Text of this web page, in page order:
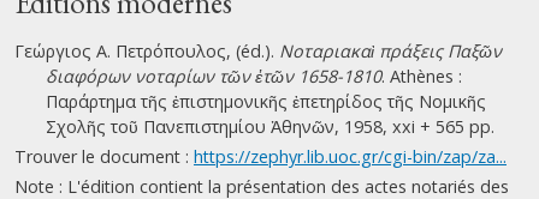
Γεώργιος Α. Πετρόπουλος, (éd.). Νοταριακαὶ πράξεις Παξῶν
διαφόρων νοταρίων τῶν ἐτῶν 1658-1810. Athènes :
Παράρτημα τῆς ἐπιστημονικῆς ἐπετηρίδος τῆς Νομικῆς
Σχολῆς τοῦ Πανεπιστημίου Ἀθηνῶν, 1958, xxi + 565 pp.
Trouver le document : https://zephyr.lib.uoc.gr/cgi-bin/zap/za...
Note : L'édition contient la présentation des actes notariés des